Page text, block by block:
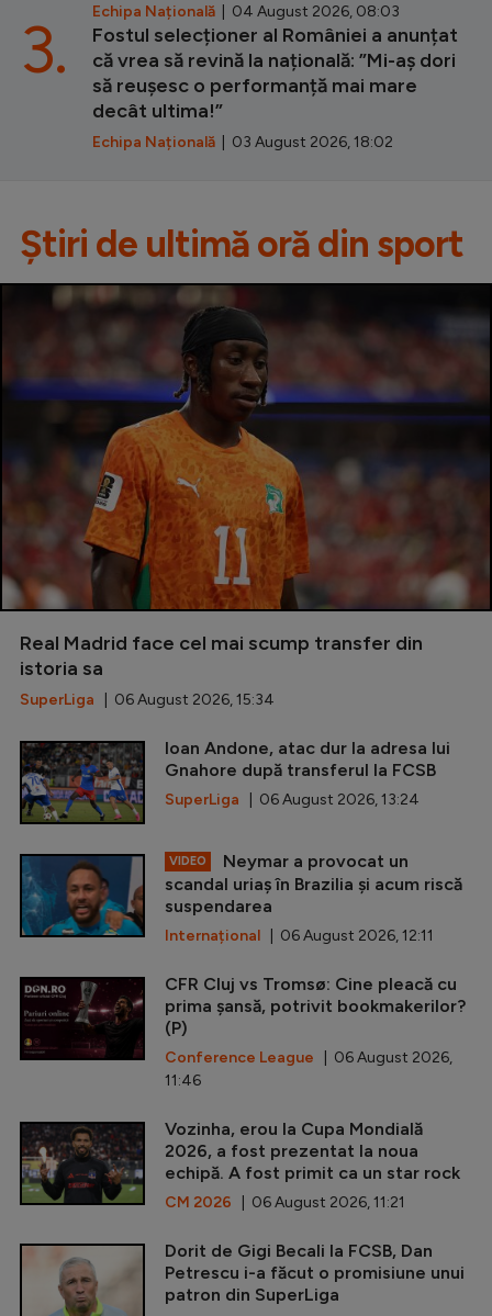
Echipa Națională | 04 August 2026, 08:03
Fostul selecționer al României a anunțat
că vrea să revină la națională: ”Mi-aș dori
să reușesc o performanță mai mare
decât ultima!”
Echipa Națională | 03 August 2026, 18:02
3.
Știri de ultimă oră din sport
Real Madrid face cel mai scump transfer din
istoria sa
SuperLiga | 06 August 2026, 15:34
Ioan Andone, atac dur la adresa lui
Gnahore după transferul la FCSB
SuperLiga | 06 August 2026, 13:24
VIDEO
Neymar a provocat un
scandal uriaș în Brazilia și acum riscă
suspendarea
Internațional | 06 August 2026, 12:11
CFR Cluj vs Tromsø: Cine pleacă cu
prima șansă, potrivit bookmakerilor?
(P)
Conference League | 06 August 2026,
11:46
Vozinha, erou la Cupa Mondială
2026, a fost prezentat la noua
echipă. A fost primit ca un star rock
CM 2026 | 06 August 2026, 11:21
Dorit de Gigi Becali la FCSB, Dan
Petrescu i-a făcut o promisiune unui
patron din SuperLiga